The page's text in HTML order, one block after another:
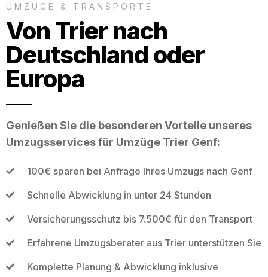
UMZÜGE & TRANSPORTE
Von Trier nach
Deutschland oder
Europa
Genießen Sie die besonderen Vorteile unseres
Umzugsservices für Umzüge Trier Genf:
100€ sparen bei Anfrage Ihres Umzugs nach Genf
Schnelle Abwicklung in unter 24 Stunden
Versicherungsschutz bis 7.500€ für den Transport
Erfahrene Umzugsberater aus Trier unterstützen Sie
Komplette Planung & Abwicklung inklusive